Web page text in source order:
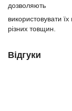
дозволяють
використовувати їх
різних товщин.
Відгуки